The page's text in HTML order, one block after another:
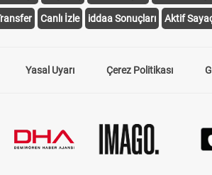
Canlı İzle iddaa Sonuçları Aktif
Yasal Uyarı Çerez Politikası